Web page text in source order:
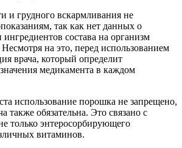
и грудного вскармливания не
так как нет данных о
состава на организм
на это, перед использованием
врача, который определит
медикамента в каждом
использование порошка не запрещено,
также обязательна. Это связано с
только энтеросорбирующего
витаминов.